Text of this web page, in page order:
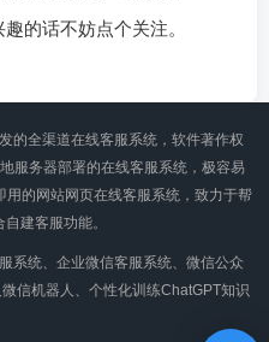
的话不妨点个关注。
的全渠道在线客服系统，软件著作权
服务器部署的在线客服系统，极容易
的网站网页在线客服系统，致力于帮
建客服功能。
系统、企业微信客服系统、微信公众
信机器人、个性化训练ChatGPT知识